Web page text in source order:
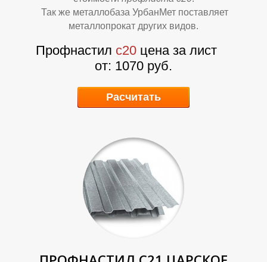
О
Так же металлобаза УрбанМет поставляет
металлопрокат других видов.
Профнастил с20 цена за лист
от: 1070 руб.
Расчитать
О